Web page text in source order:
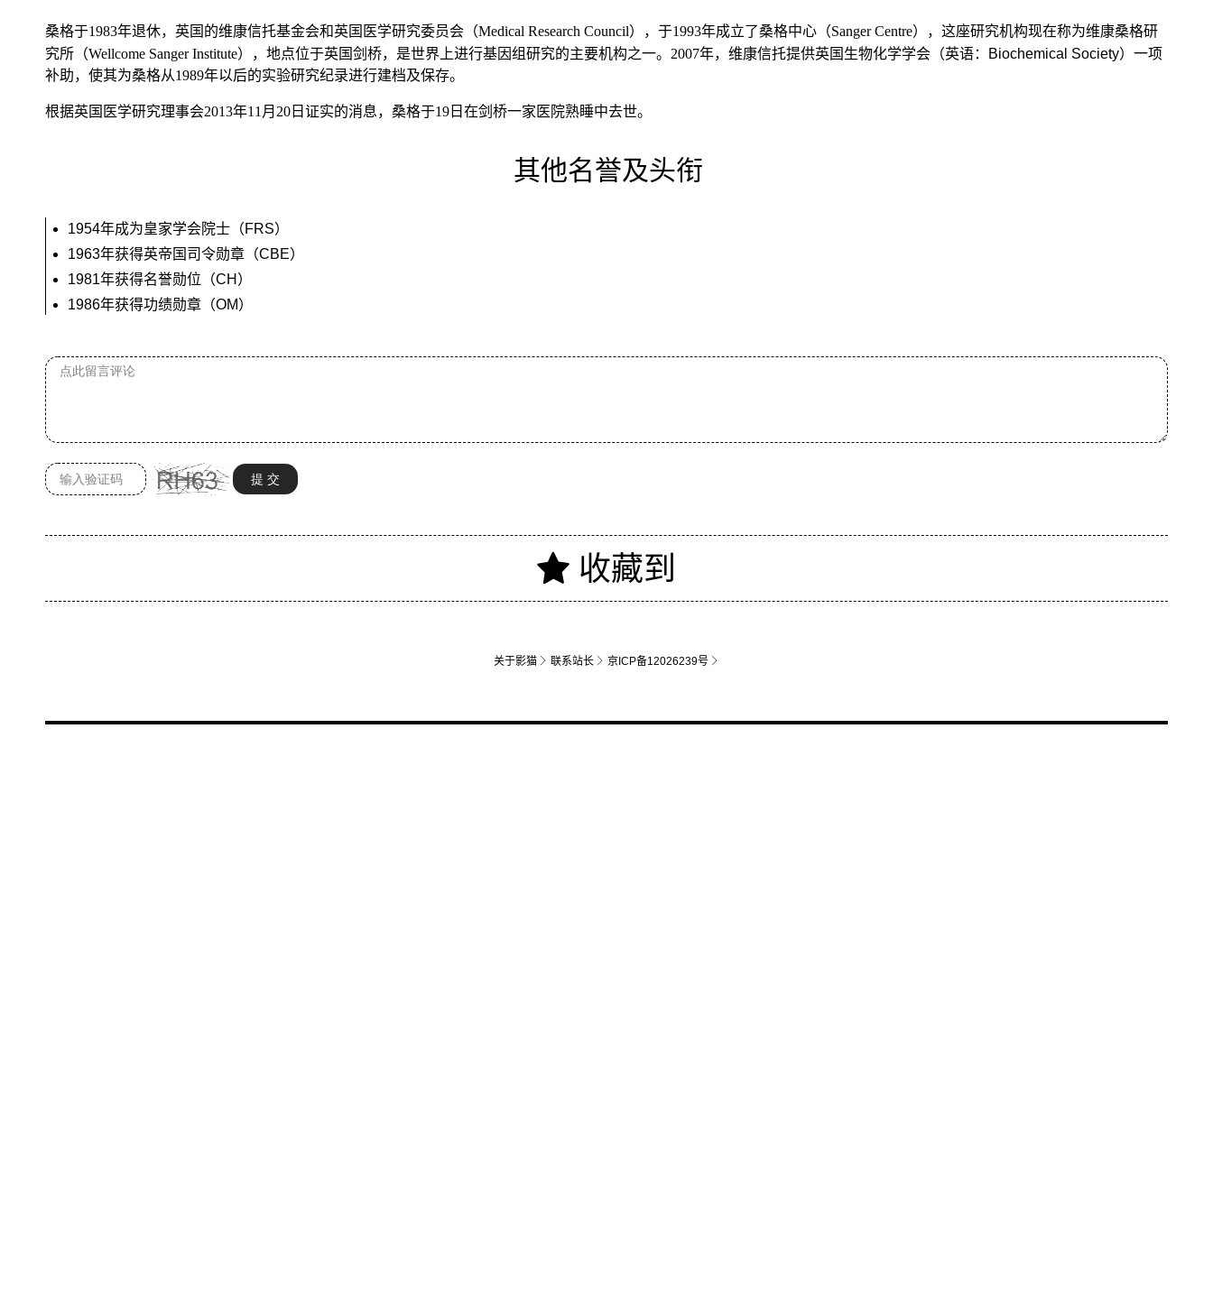
桑格于1983年退休，英国的维康信托基金会和英国医学研究委员会（Medical Research Council），于1993年成立了桑格中心（Sanger Centre），这座研究机构现在称为维康桑格研
究所（Wellcome Sanger Institute），地点位于英国剑桥，是世界上进行基因组研究的主要机构之一。2007年，维康信托提供英国生物化学学会 （英语：Biochemical Society） 一项
补助，使其为桑格从1989年以后的实验研究纪录进行建档及保存。
根据英国医学研究理事会2013年11月20日证实的消息，桑格于19日在剑桥一家医院熟睡中去世。
其他名誉及头衔
1954年成为皇家学会院士（FRS）
1963年获得英帝国司令勋章（CBE）
1981年获得名誉勋位（CH）
1986年获得功绩勋章（OM）
关于影猫 联系站长 京ICP备12026239号